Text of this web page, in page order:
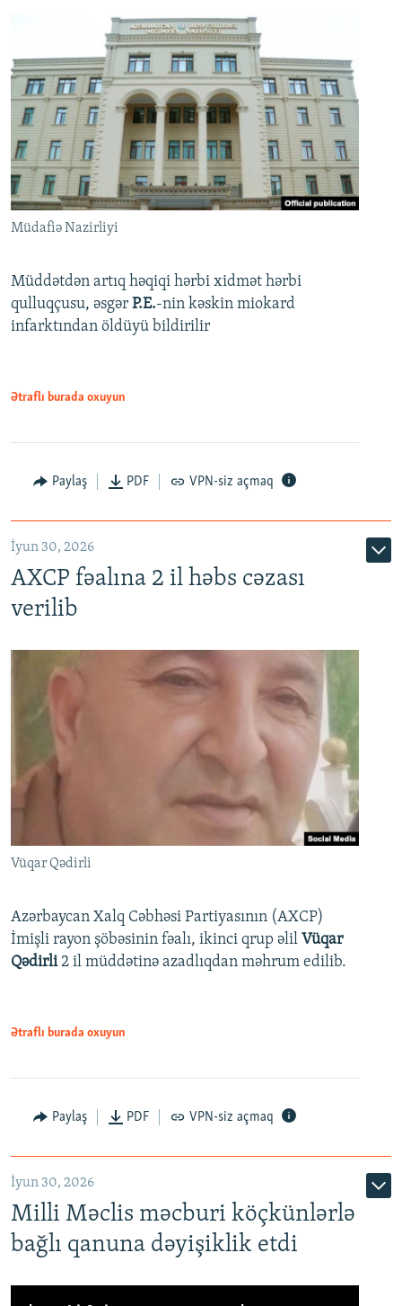
Müdafiə Nazirliyi
Müddətdən artıq həqiqi hərbi xidmət hərbi
qulluqçusu, əsgər P.E.-nin kəskin miokard
infarktından öldüyü bildirilir
Ətraflı burada oxuyun
Paylaş PDF VPN-siz açmaq
İyun 30, 2026
AXCP fəalına 2 il həbs cəzası
verilib
Vüqar Qədirli
Azərbaycan Xalq Cəbhəsi Partiyasının (AXCP)
İmişli rayon şöbəsinin fəalı, ikinci qrup əlil Vüqar
Qədirli2 il müddətinə azadlıqdan məhrum edilib.
Ətraflı burada oxuyun
Paylaş PDF VPN-siz açmaq
İyun 30, 2026
Milli Məclis məcburi köçkünlərlə
bağlı qanuna dəyişiklik etdi